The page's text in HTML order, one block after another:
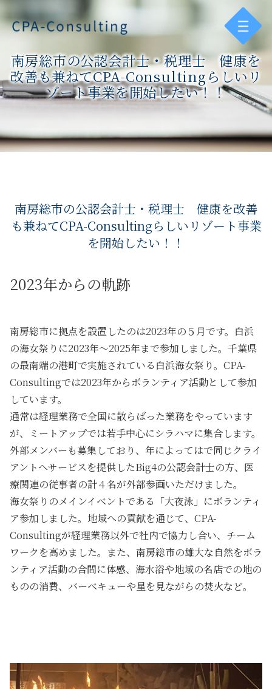
南房総市の公認会計士・税理士 健康を
改善も兼ねてCPA-Consultingらしいリ
ゾート事業を開始したい！！
南房総市の公認会計士・税理士 健康を改善
も兼ねてCPA-Consultingらしいリゾート事業
を開始したい！！
2023年からの軌跡
南房総市に拠点を設置したのは2023年の５月です。白浜
の海女祭りに2023年～2025年まで参加しました。千葉県
の最南端の港町で実施されている白浜海女祭り。CPA-
Consultingでは2023年からボランティア活動として参加
しています。
通常は経理業務で全国に散らばった業務をやっています
が、ミートアップでは若手中心にシラハマに集合します。
外部メンバーも募集しており、年によってはで同じクライ
アントへサービスを提供したBig4の公認会計士の方、医
療関連の従事者の計４名が外部参画いただけました。
海女祭りのメインイベントである「大夜泳」にボランティ
ア参加しました。地域への貢献を通じて、CPA-
Consultingが経理業務以外で社内で協力し合い、チーム
ワークを高めました。また、南房総市の雄大な自然をボラ
ンティア活動の合間に体感、海水浴や地域の名店での地の
ものの消費、バーベキューや星を見ながらの焚火など。